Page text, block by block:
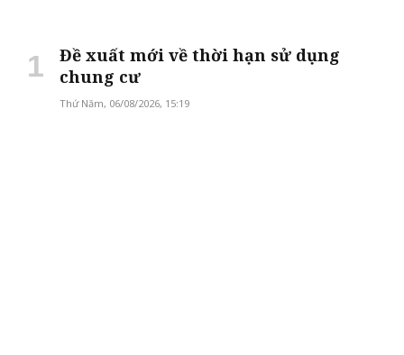
Đề xuất mới về thời hạn sử dụng
chung cư
Thứ Năm, 06/08/2026, 15:19